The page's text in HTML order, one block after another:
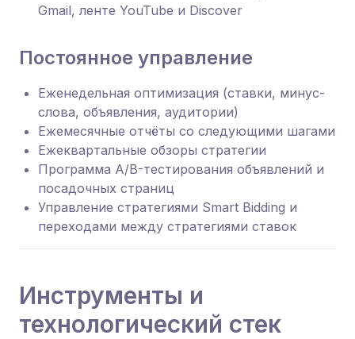
Gmail, ленте YouTube и Discover
Постоянное управление
Еженедельная оптимизация (ставки, минус-
слова, объявления, аудитории)
Ежемесячные отчёты со следующими шагами
Ежеквартальные обзоры стратегии
Программа A/B-тестирования объявлений и
посадочных страниц
Управление стратегиями Smart Bidding и
переходами между стратегиями ставок
Инструменты и
технологический стек